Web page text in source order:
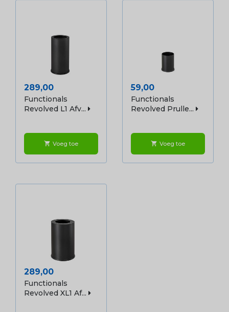
Prijs
289,00
Functionals
Revolved L1 Afv...
shopping_cart Voeg toe
Prijs
59,00
Functionals
Revolved Prulle...
shopping_cart Voeg toe
Prijs
289,00
Functionals
Revolved XL1 Af...